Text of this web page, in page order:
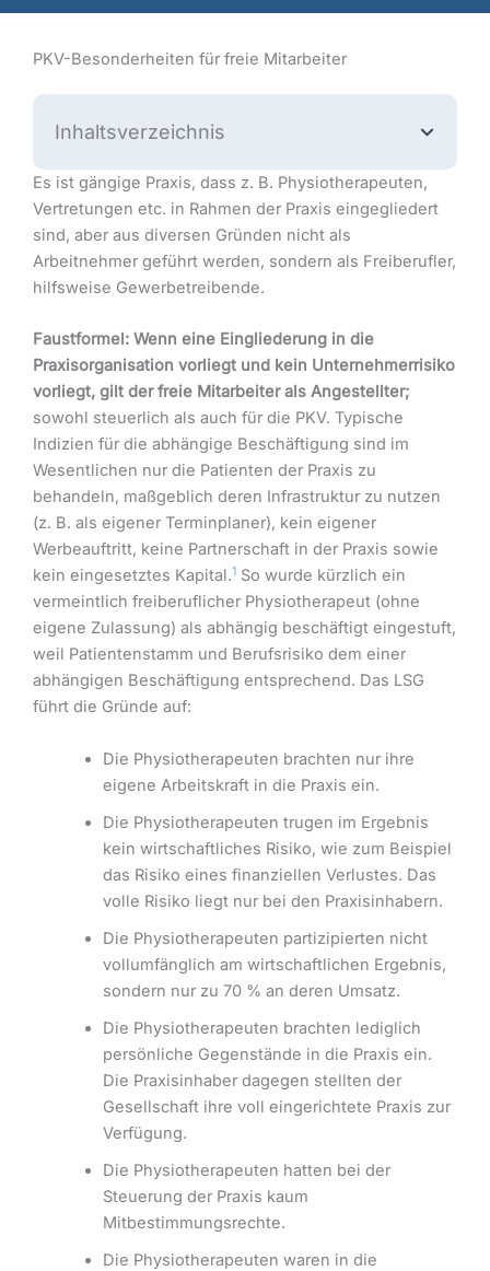
PKV-Besonderheiten für freie Mitarbeiter
Inhaltsverzeichnis
Es ist gängige Praxis, dass z. B. Physiotherapeuten,
Vertretungen etc. in Rahmen der Praxis eingegliedert
sind, aber aus diversen Gründen nicht als
Arbeitnehmer geführt werden, sondern als Freiberufler,
hilfsweise Gewerbetreibende.
Faustformel: Wenn eine Eingliederung in die
Praxisorganisation vorliegt und kein Unternehmerrisiko
vorliegt, gilt der freie Mitarbeiter als Angestellter;
sowohl steuerlich als auch für die PKV. Typische
Indizien für die abhängige Beschäftigung sind im
Wesentlichen nur die Patienten der Praxis zu
behandeln, maßgeblich deren Infrastruktur zu nutzen
(z. B. als eigener Terminplaner), kein eigener
Werbeauftritt, keine Partnerschaft in der Praxis sowie
kein eingesetztes Kapital.1 So wurde kürzlich ein
vermeintlich freiberuflicher Physiotherapeut (ohne
eigene Zulassung) als abhängig beschäftigt eingestuft,
weil Patientenstamm und Berufsrisiko dem einer
abhängigen Beschäftigung entsprechend. Das LSG
führt die Gründe auf:
Die Physiotherapeuten brachten nur ihre
eigene Arbeitskraft in die Praxis ein.
Die Physiotherapeuten trugen im Ergebnis
kein wirtschaftliches Risiko, wie zum Beispiel
das Risiko eines finanziellen Verlustes. Das
volle Risiko liegt nur bei den Praxisinhabern.
Die Physiotherapeuten partizipierten nicht
vollumfänglich am wirtschaftlichen Ergebnis,
sondern nur zu 70 % an deren Umsatz.
Die Physiotherapeuten brachten lediglich
persönliche Gegenstände in die Praxis ein.
Die Praxisinhaber dagegen stellten der
Gesellschaft ihre voll eingerichtete Praxis zur
Verfügung.
Die Physiotherapeuten hatten bei der
Steuerung der Praxis kaum
Mitbestimmungsrechte.
Die Physiotherapeuten waren in die